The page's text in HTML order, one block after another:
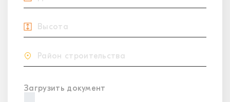
Загрузить документ